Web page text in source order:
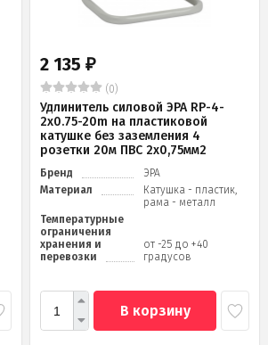
2 135₽
(0)
Удлинитель силовой ЭРА RP-4-
2x0.75-20m на пластиковой
катушке без заземления 4
розетки 20м ПВС 2х0,75мм2
Бренд
ЭРА
Материал
Катушка - пластик,
рама - металл
Температурные
ограничения
хранения и
перевозки
от -25 до +40
градусов
В корзину